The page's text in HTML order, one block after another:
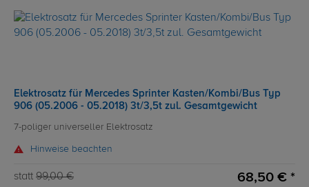
Elektrosatz für Mercedes Sprinter Kasten/Kombi/Bus Typ
906 (05.2006 - 05.2018) 3t/3,5t zul. Gesamtgewicht
7-poliger universeller Elektrosatz
Hinweise beachten
statt 99,00 € 68,50 € *